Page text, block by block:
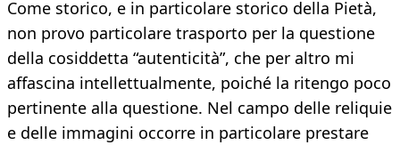
Come storico, e in particolare storico della Pietà,
non provo particolare trasporto per la questione
della cosiddetta “autenticità”, che per altro mi
affascina intellettualmente, poiché la ritengo poco
pertinente alla questione. Nel campo delle reliquie
e delle immagini occorre in particolare prestare